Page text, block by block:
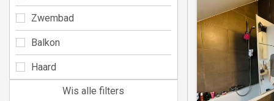
Zwembad
Balkon
Haard
Wis alle filters